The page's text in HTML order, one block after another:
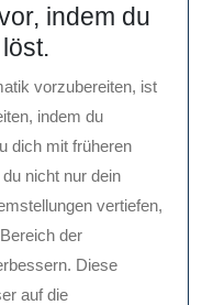
indem du
vorzubereiten, ist
indem du
dich mit früheren
nicht nur dein
vertiefen,
der
Diese
auf die